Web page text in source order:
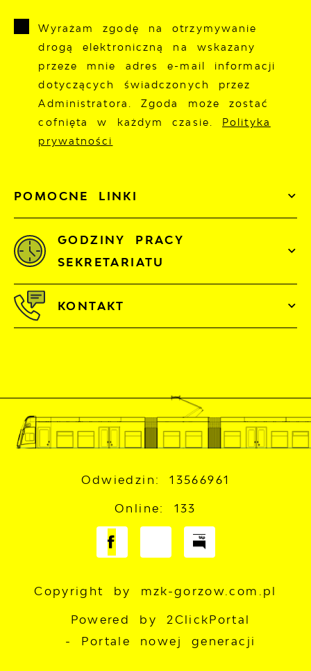
POMOCNE LINKI
Wyrażam zgodę na otrzymywanie
drogą elektroniczną na wskazany
przeze mnie adres e-mail informacji
dotyczących świadczonych przez
Administratora. Zgoda może zostać
cofnięta w każdym czasie. Polityka
prywatności
GODZINY PRACY
SEKRETARIATU
KONTAKT
Odwiedzin: 13566961
Online: 133
Copyright by mzk-gorzow.com.pl
Powered by 2ClickPortal
- Portale nowej generacji